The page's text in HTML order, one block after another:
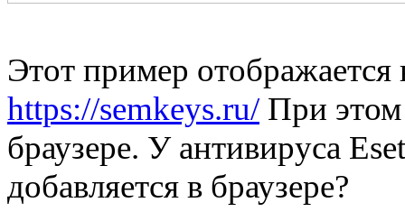
Этот пример отображается
https://semkeys.ru/При этом
браузере. У антивируса
добавляется в браузере?